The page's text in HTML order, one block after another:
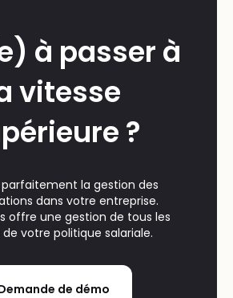
à passer à
vitesse
?
la gestion des
dans votre entreprise.
offre une gestion de tous les
votre politique salariale.
de démo